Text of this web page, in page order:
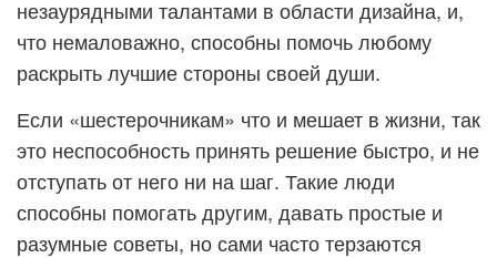
незаурядными талантами в области дизайна, и,
что немаловажно, способны помочь любому
раскрыть лучшие стороны своей души.
Если «шестерочникам» что и мешает в жизни, так
это неспособность принять решение быстро, и не
отступать от него ни на шаг. Такие люди
способны помогать другим, давать простые и
разумные советы, но сами часто терзаются